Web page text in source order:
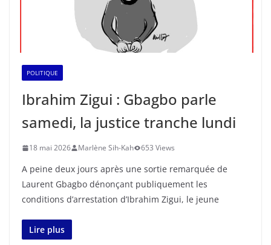
POLITIQUE
Ibrahim Zigui : Gbagbo parle
samedi, la justice tranche lundi
18 mai 2026 Marlène Sih-Kah 653 Views
A peine deux jours après une sortie remarquée de
Laurent Gbagbo dénonçant publiquement les
conditions d’arrestation d’Ibrahim Zigui, le jeune
Lire plus